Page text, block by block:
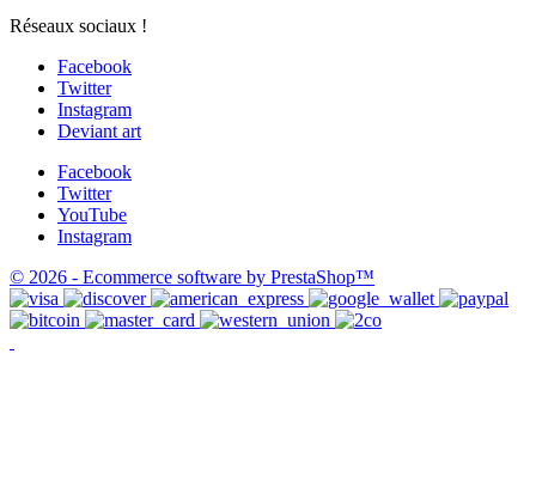
Réseaux sociaux !
Facebook
Twitter
Instagram
Deviant art
Facebook
Twitter
YouTube
Instagram
© 2026 - Ecommerce software by PrestaShop™